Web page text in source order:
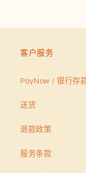
客户服务
PayNow / 银行存
送货
退款政策
服务条款